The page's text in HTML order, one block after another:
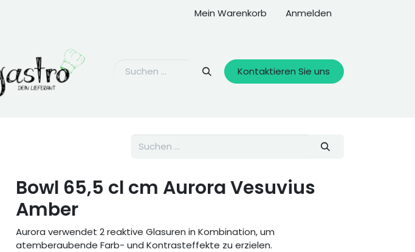
Mein Warenkorb Anmelden
Kontaktieren Sie uns
Bowl 65,5 cl cm Aurora Vesuvius
Amber
Aurora verwendet 2 reaktive Glasuren in Kombination, um
atemberaubende Farb- und Kontrasteffekte zu erzielen.